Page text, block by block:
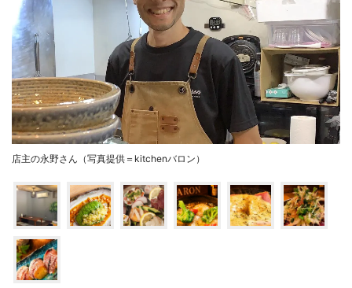
店主の永野さん（写真提供＝kitchenバロン）